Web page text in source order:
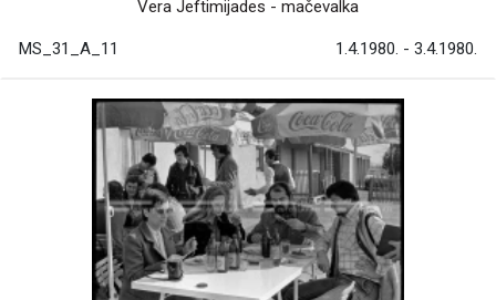
Vera Jeftimijades - mačevalka
MS_31_A_11 1.4.1980. - 3.4.1980.